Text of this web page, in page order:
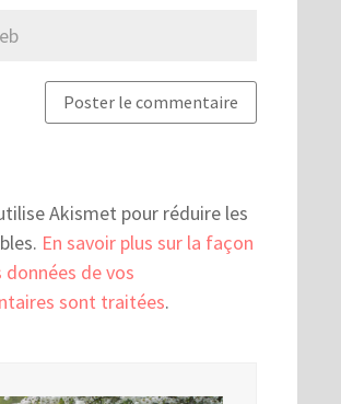
Akismet pour réduire les
En savoir plus sur la façon
de vos
sont traitées.